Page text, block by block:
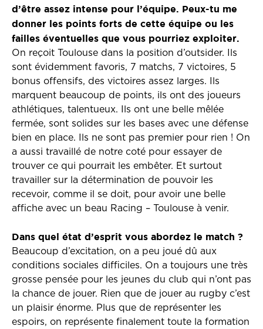
d’être assez intense pour l’équipe. Peux-tu me
donner les points forts de cette équipe ou les
failles éventuelles que vous pourriez exploiter.
On reçoit Toulouse dans la position d’outsider. Ils
sont évidemment favoris, 7 matchs, 7 victoires, 5
bonus offensifs, des victoires assez larges. Ils
marquent beaucoup de points, ils ont des joueurs
athlétiques, talentueux. Ils ont une belle mêlée
fermée, sont solides sur les bases avec une défense
bien en place. Ils ne sont pas premier pour rien ! On
a aussi travaillé de notre coté pour essayer de
trouver ce qui pourrait les embêter. Et surtout
travailler sur la détermination de pouvoir les
recevoir, comme il se doit, pour avoir une belle
affiche avec un beau Racing – Toulouse à venir.
Dans quel état d’esprit vous abordez le match ?
Beaucoup d’excitation, on a peu joué dû aux
conditions sociales difficiles. On a toujours une très
grosse pensée pour les jeunes du club qui n’ont pas
la chance de jouer. Rien que de jouer au rugby c’est
un plaisir énorme. Plus que de représenter les
espoirs, on représente finalement toute la formation